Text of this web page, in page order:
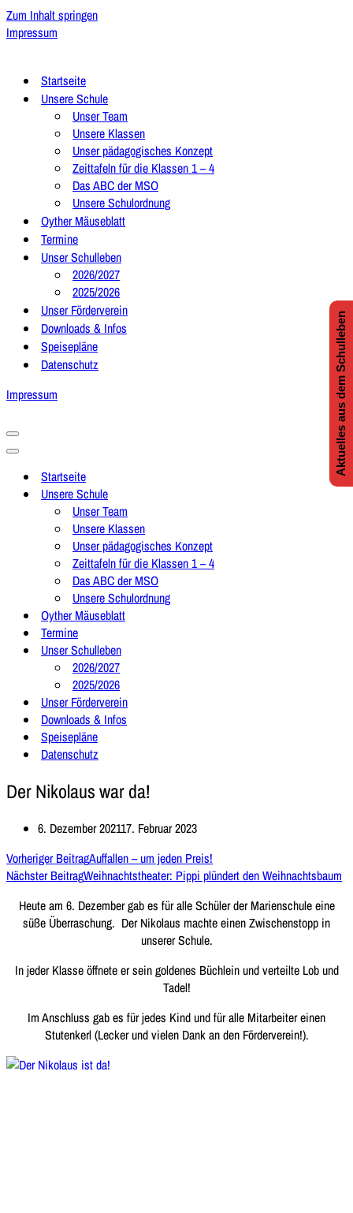
Zum Inhalt springen
Impressum
Startseite
Unsere Schule
Unser Team
Unsere Klassen
Unser pädagogisches Konzept
Zeittafeln für die Klassen 1 – 4
Das ABC der MSO
Unsere Schulordnung
Oyther Mäuseblatt
Termine
Unser Schulleben
2026/2027
2025/2026
Unser Förderverein
Downloads & Infos
Speisepläne
Datenschutz
Impressum
Navigationsmenü
Navigationsmenü
Startseite
Unsere Schule
Unser Team
Unsere Klassen
Unser pädagogisches Konzept
Zeittafeln für die Klassen 1 – 4
Das ABC der MSO
Unsere Schulordnung
Oyther Mäuseblatt
Termine
Unser Schulleben
2026/2027
2025/2026
Unser Förderverein
Downloads & Infos
Speisepläne
Datenschutz
Der Nikolaus war da!
6. Dezember 202117. Februar 2023
Vorheriger BeitragAuffallen – um jeden Preis!
Nächster BeitragWeihnachtstheater: Pippi plündert den Weihnachtsbaum
Heute am 6. Dezember gab es für alle Schüler der Marienschule eine
süße Überraschung. Der Nikolaus machte einen Zwischenstopp in
unserer Schule.
In jeder Klasse öffnete er sein goldenes Büchlein und verteilte Lob und
Tadel!
Im Anschluss gab es für jedes Kind und für alle Mitarbeiter einen
Stutenkerl (Lecker und vielen Dank an den Förderverein!).
Aktuelles aus dem Schulleben